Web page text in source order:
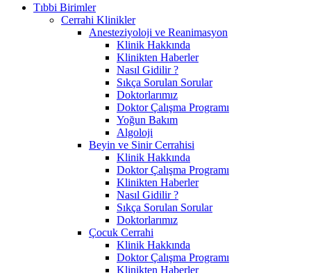
Tıbbi Birimler
Cerrahi Klinikler
Anesteziyoloji ve Reanimasyon
Klinik Hakkında
Klinikten Haberler
Nasıl Gidilir ?
Sıkça Sorulan Sorular
Doktorlarımız
Doktor Çalışma Programı
Yoğun Bakım
Algoloji
Beyin ve Sinir Cerrahisi
Klinik Hakkında
Doktor Çalışma Programı
Klinikten Haberler
Nasıl Gidilir ?
Sıkça Sorulan Sorular
Doktorlarımız
Çocuk Cerrahi
Klinik Hakkında
Doktor Çalışma Programı
Klinikten Haberler